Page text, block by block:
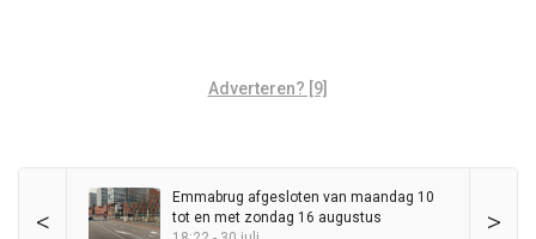
Adverteren? [9]
< >
Emmabrug afgesloten van maandag 10
tot en met zondag 16 augustus